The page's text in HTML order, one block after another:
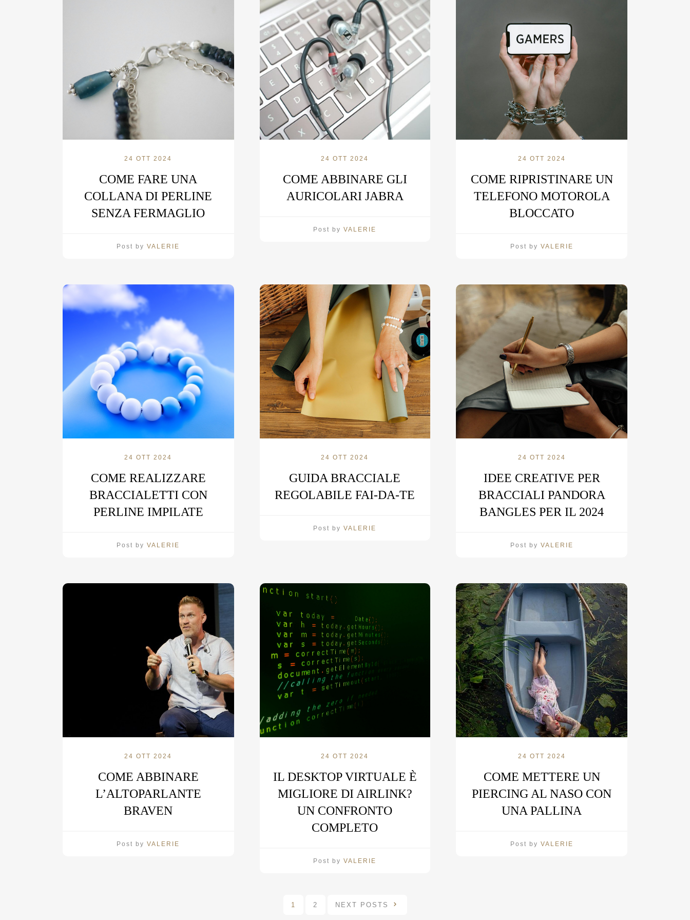
24 OTT 2024
COME FARE UNA
COLLANA DI PERLINE
SENZA FERMAGLIO
Post byVALERIE
24 OTT 2024
COME ABBINARE GLI
AURICOLARI JABRA
Post byVALERIE
24 OTT 2024
COME RIPRISTINARE UN
TELEFONO MOTOROLA
BLOCCATO
Post by VALERIE
24 OTT 2024
COME REALIZZARE
BRACCIALETTI CON
PERLINE IMPILATE
Post byVALERIE
24 OTT 2024
GUIDA BRACCIALE
REGOLABILE FAI-DA-TE
Post byVALERIE
24 OTT 2024
IDEE CREATIVE PER
BRACCIALI PANDORA
BANGLES PER IL 2024
Post by VALERIE
24 OTT 2024
COME ABBINARE
L’ALTOPARLANTE
BRAVEN
Post byVALERIE
24 OTT 2024
IL DESKTOP VIRTUALE È
MIGLIORE DI AIRLINK?
UN CONFRONTO
COMPLETO
Post byVALERIE
24 OTT 2024
COME METTERE UN
PIERCING AL NASO CON
UNA PALLINA
Post by VALERIE
1 2 NEXT POSTS